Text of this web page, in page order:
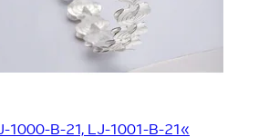
1000-B-21, LJ-1001-B-21«